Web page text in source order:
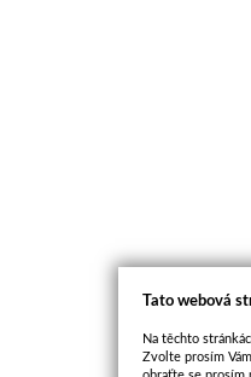
Tato webová
Na těchto
Zvolte prosím